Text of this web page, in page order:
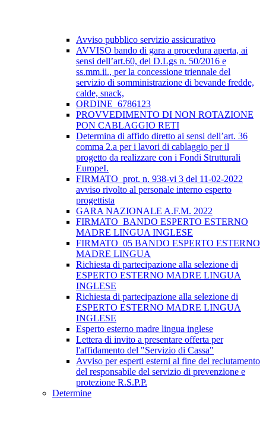
Avviso pubblico servizio assicurativo
AVVISO bando di gara a procedura aperta, ai
sensi dell’art.60, del D.Lgs n. 50/2016 e
ss.mm.ii., per la concessione triennale del
servizio di somministrazione di bevande fredde,
calde, snack,
ORDINE_6786123
PROVVEDIMENTO DI NON ROTAZIONE
PON CABLAGGIO RETI
Determina di affido diretto ai sensi dell’art. 36
comma 2.a per i lavori di cablaggio per il
progetto da realizzare con i Fondi Strutturali
EuropeI.
FIRMATO_prot. n. 938-vi 3 del 11-02-2022
avviso rivolto al personale interno esperto
progettista
GARA NAZIONALE A.F.M. 2022
FIRMATO_BANDO ESPERTO ESTERNO
MADRE LINGUA INGLESE
FIRMATO_05 BANDO ESPERTO ESTERNO
MADRE LINGUA
Richiesta di partecipazione alla selezione di
ESPERTO ESTERNO MADRE LINGUA
INGLESE
Richiesta di partecipazione alla selezione di
ESPERTO ESTERNO MADRE LINGUA
INGLESE
Esperto esterno madre lingua inglese
Lettera di invito a presentare offerta per
l'affidamento del "Servizio di Cassa"
Avviso per esperti esterni al fine del reclutamento
del responsabile del servizio di prevenzione e
protezione R.S.P.P.
Determine